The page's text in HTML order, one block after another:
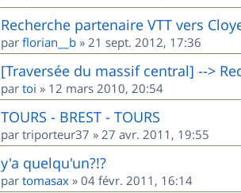
Recherche partenaire VTT vers
par florian__b » 21 sept. 2012, 17:36
[Traversée du massif central] -->
par toi » 12 mars 2010, 20:54
TOURS - BREST - TOURS
par triporteur37 » 27 avr. 2011, 19:55
y'a quelqu'un?!?
par tomasax » 04 févr. 2011, 16:14